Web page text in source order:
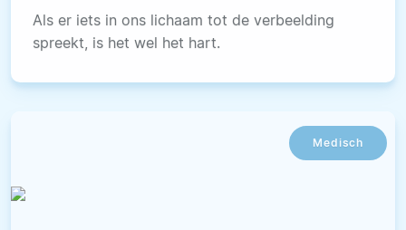
Als er iets in ons lichaam tot de verbeelding
spreekt, is het wel het hart.
Medisch